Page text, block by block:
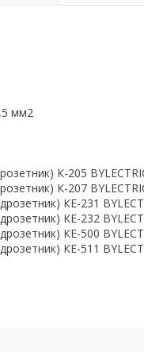
мм2
К-205
К-207
КЕ-231
КЕ-232
КЕ-500
КЕ-511